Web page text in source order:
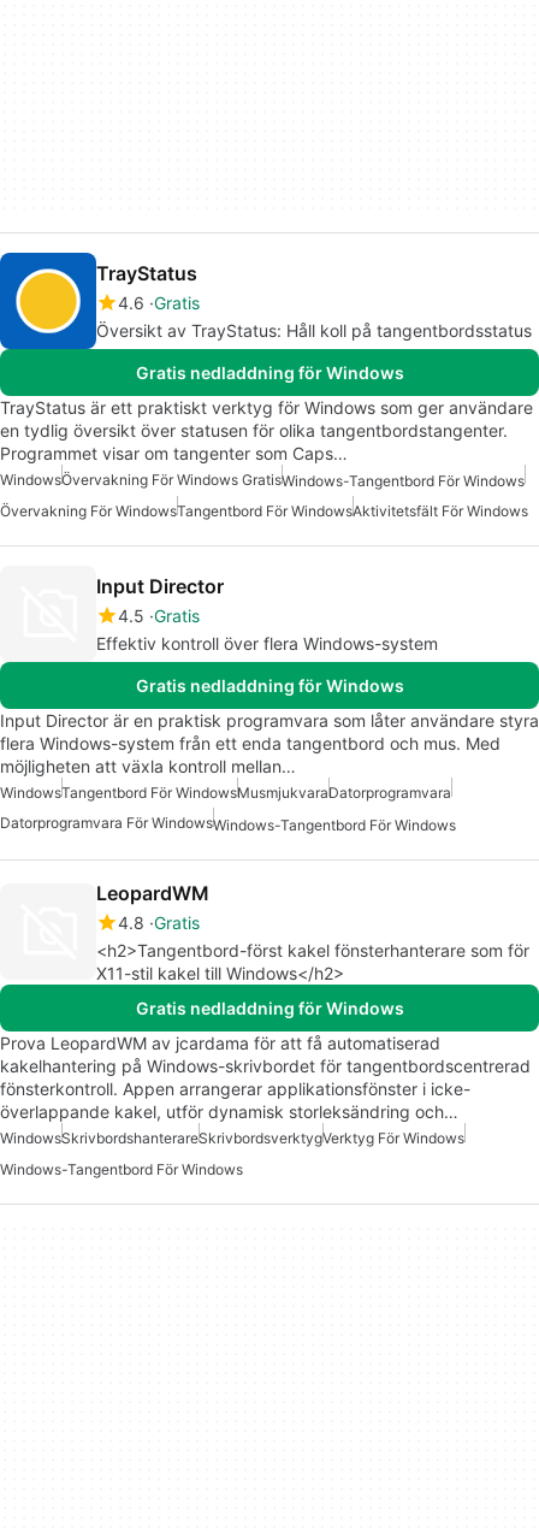
TrayStatus
4.6 Gratis
Översikt av TrayStatus: Håll koll på tangentbordsstatus
Gratis nedladdning för Windows
TrayStatus är ett praktiskt verktyg för Windows som ger användare
en tydlig översikt över statusen för olika tangentbordstangenter.
Programmet visar om tangenter som Caps…
WindowsÖvervakning För Windows GratisWindows-Tangentbord För Windows
Övervakning För WindowsTangentbord För WindowsAktivitetsfält För Windows
Input Director
4.5 Gratis
Effektiv kontroll över flera Windows-system
Gratis nedladdning för Windows
Input Director är en praktisk programvara som låter användare styra
flera Windows-system från ett enda tangentbord och mus. Med
möjligheten att växla kontroll mellan…
WindowsTangentbord För WindowsMusmjukvaraDatorprogramvara
Datorprogramvara För WindowsWindows-Tangentbord För Windows
LeopardWM
4.8 Gratis
<h2>Tangentbord-först kakel fönsterhanterare som för
X11-stil kakel till Windows</h2>
Gratis nedladdning för Windows
Prova LeopardWM av jcardama för att få automatiserad
kakelhantering på Windows-skrivbordet för tangentbordscentrerad
fönsterkontroll. Appen arrangerar applikationsfönster i icke-
överlappande kakel, utför dynamisk storleksändring och…
WindowsSkrivbordshanterareSkrivbordsverktygVerktyg För Windows
Windows-Tangentbord För Windows